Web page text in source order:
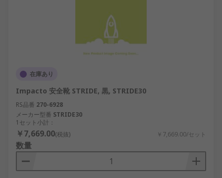
在庫あり
Impacto 安全靴 STRIDE, 黒, STRIDE30
RS品番 270-6928
メーカー型番 STRIDE30
1セット小計：
￥7,669.00(税抜) ￥7,669.00/セット
数量